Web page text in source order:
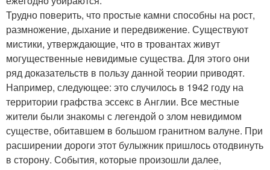
Трудно поверить, что простые камни способны на рост,
размножение, дыхание и передвижение. Существуют
мистики, утверждающие, что в тровантах живут
могущественные невидимые существа. Для этого они
ряд доказательств в пользу данной теории приводят.
Например, следующее: это случилось в 1942 году на
территории графства эссекс в Англии. Все местные
жители были знакомы с легендой о злом невидимом
существе, обитавшем в большом гранитном валуне. При
расширении дороги этот булыжник пришлось отодвинуть
в сторону. События, которые произошли далее,